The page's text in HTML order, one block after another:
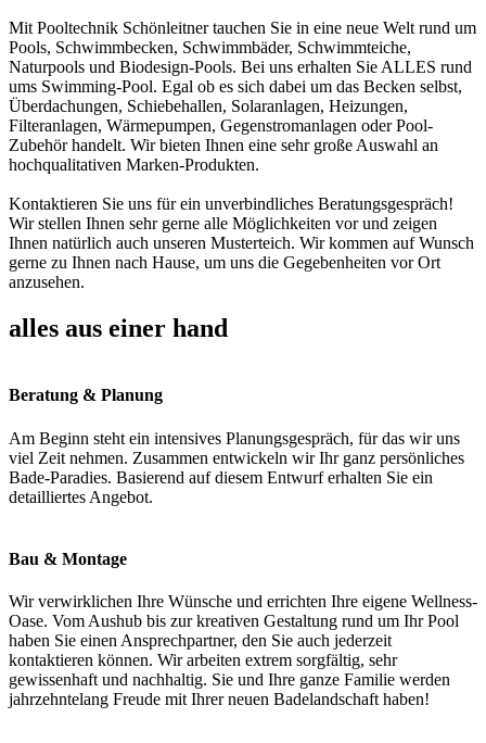
Mit Pooltechnik Schönleitner tauchen Sie in eine neue Welt rund um
Pools, Schwimmbecken, Schwimmbäder, Schwimmteiche,
Naturpools und Biodesign-Pools. Bei uns erhalten Sie ALLES rund
ums Swimming-Pool. Egal ob es sich dabei um das Becken selbst,
Überdachungen, Schiebehallen, Solaranlagen, Heizungen,
Filteranlagen, Wärmepumpen, Gegenstromanlagen oder Pool-
Zubehör handelt. Wir bieten Ihnen eine sehr große Auswahl an
hochqualitativen Marken-Produkten.
Kontaktieren Sie uns für ein unverbindliches Beratungsgespräch!
Wir stellen Ihnen sehr gerne alle Möglichkeiten vor und zeigen
Ihnen natürlich auch unseren Musterteich. Wir kommen auf Wunsch
gerne zu Ihnen nach Hause, um uns die Gegebenheiten vor Ort
anzusehen.
alles aus einer hand
Beratung & Planung
Am Beginn steht ein intensives Planungsgespräch, für das wir uns
viel Zeit nehmen. Zusammen entwickeln wir Ihr ganz persönliches
Bade-Paradies. Basierend auf diesem Entwurf erhalten Sie ein
detailliertes Angebot.
Bau & Montage
Wir verwirklichen Ihre Wünsche und errichten Ihre eigene Wellness-
Oase. Vom Aushub bis zur kreativen Gestaltung rund um Ihr Pool
haben Sie einen Ansprechpartner, den Sie auch jederzeit
kontaktieren können. Wir arbeiten extrem sorgfältig, sehr
gewissenhaft und nachhaltig. Sie und Ihre ganze Familie werden
jahrzehntelang Freude mit Ihrer neuen Badelandschaft haben!